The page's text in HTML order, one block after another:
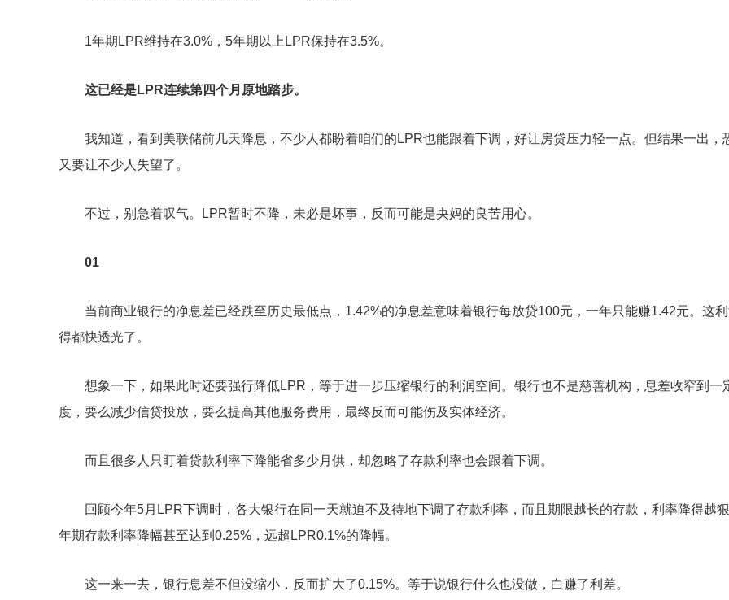
1年期LPR维持在3.0%，5年期以上LPR保持在3.5%。
这已经是LPR连续第四个月原地踏步。
我知道，看到美联储前几天降息，不少人都盼着咱们的LPR也能跟着下调，好让房贷压力轻一点。但结果一出，
又要让不少人失望了。
不过，别急着叹气。LPR暂时不降，未必是坏事，反而可能是央妈的良苦用心。
01
当前商业银行的净息差已经跌至历史最低点，1.42%的净息差意味着银行每放贷100元，一年只能赚1.42元。这
得都快透光了。
想象一下，如果此时还要强行降低LPR，等于进一步压缩银行的利润空间。银行也不是慈善机构，息差收窄到一
度，要么减少信贷投放，要么提高其他服务费用，最终反而可能伤及实体经济。
而且很多人只盯着贷款利率下降能省多少月供，却忽略了存款利率也会跟着下调。
回顾今年5月LPR下调时，各大银行在同一天就迫不及待地下调了存款利率，而且期限越长的存款，利率降得越
年期存款利率降幅甚至达到0.25%，远超LPR0.1%的降幅。
这一来一去，银行息差不但没缩小，反而扩大了0.15%。等于说银行什么也没做，白赚了利差。